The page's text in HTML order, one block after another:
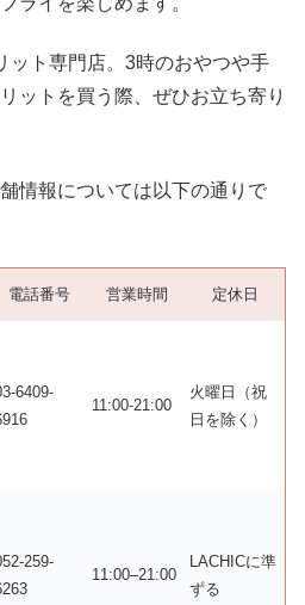
ット専門店。3時のおやつや手
ットを買う際、ぜひお立ち寄り
情報については以下の通りで
電話番号 営業時間 定休日
6409-
11:00-21:00
火曜日（祝
日を除く）
259-
11:00–21:00
LACHICに準
ずる